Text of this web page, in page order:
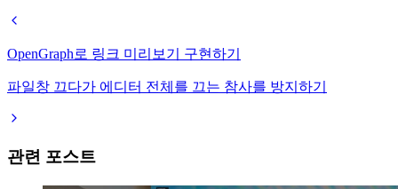
OpenGraph로 링크 미리보기 구현하기
파일창 끄다가 에디터 전체를 끄는 참사를 방지하기
관련 포스트